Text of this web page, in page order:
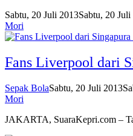
Sabtu, 20 Juli 2013Sabtu, 20 Juli
Mori
Fans Liverpool dari
Sepak BolaSabtu, 20 Juli 2013
Mori
JAKARTA, SuaraKepri.com –